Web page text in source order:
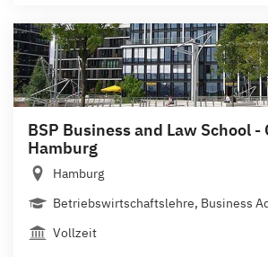
BSP Business and Law School -
Hamburg
Hamburg
Betriebswirtschaftslehre, Business
Vollzeit